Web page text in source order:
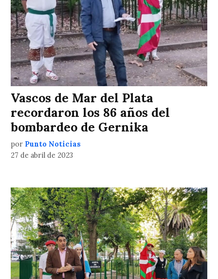
Vascos de Mar del Plata
recordaron los 86 años del
bombardeo de Gernika
por Punto Noticias
27 de abril de 2023